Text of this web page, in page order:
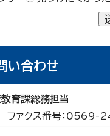
い合わせ
育課総務担当
ァクス番号：0569-